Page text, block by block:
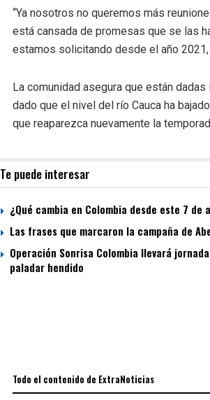
“Ya nosotros no queremos más
está cansada de promesas que se las
estamos solicitando desde el año
La comunidad asegura que están
dado que el nivel del río Cauca ha
que reaparezca nuevamente la
Te puede interesar
¿Qué cambia en Colombia desde este 7
Las frases que marcaron la campaña de
Operación Sonrisa Colombia llevará
paladar hendido
Todo el contenido de ExtraNoticias